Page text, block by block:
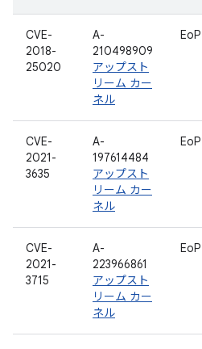
CVE-
2018-
25020
A-
210498909
アップスト
リーム カー
ネル
EoP
CVE-
2021-
3635
A-
197614484
アップスト
リーム カー
ネル
EoP
CVE-
2021-
3715
A-
223966861
アップスト
リーム カー
ネル
EoP